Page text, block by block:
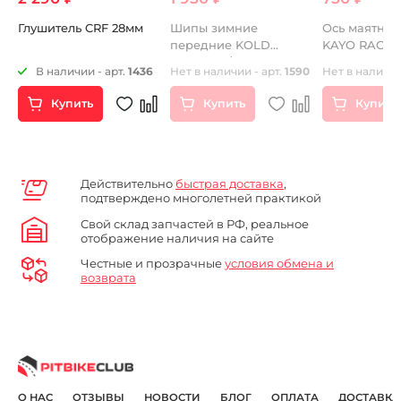
Глушитель CRF 28мм
В наличии - арт. 1436
Купить
Шипы зимние
передние KOLD
KUTTER 3/8" (9,5мм)
100шт
Нет в наличии - арт. 1590
Купить
Ось
KAYO
Нет в
Купить
Действительно быстрая доставка,
подтверждено многолетней практикой
Свой склад запчастей в РФ, реальное
отображение наличия на сайте
Честные и прозрачныеусловия обмена и
возврата
О НАС ОТЗЫВЫ НОВОСТИ БЛОГ ОПЛАТА ДОСТАВКА